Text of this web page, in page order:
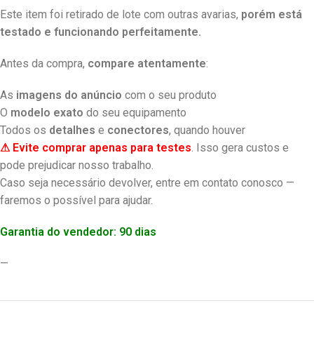
Este item foi retirado de lote com outras avarias, porém está
testado e funcionando perfeitamente.
Antes da compra, compare atentamente:
As imagens do anúncio com o seu produto
O modelo exato do seu equipamento
Todos os detalhes e conectores, quando houver
⚠ Evite comprar apenas para testes. Isso gera custos e
pode prejudicar nosso trabalho.
Caso seja necessário devolver, entre em contato conosco —
faremos o possível para ajudar.
Garantia do vendedor: 90 dias
—